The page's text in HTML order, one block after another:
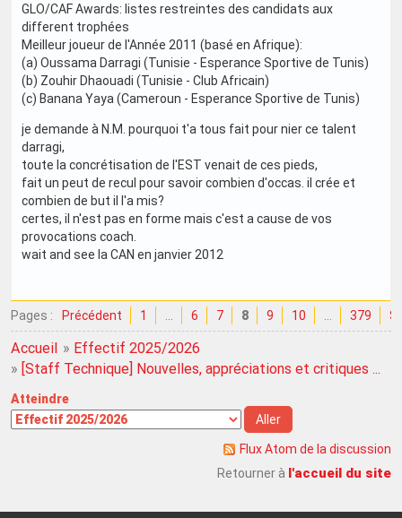
GLO/CAF Awards: listes restreintes des candidats aux
different trophées
Meilleur joueur de l'Année 2011 (basé en Afrique):
(a) Oussama Darragi (Tunisie - Esperance Sportive de Tunis)
(b) Zouhir Dhaouadi (Tunisie - Club Africain)
(c) Banana Yaya (Cameroun - Esperance Sportive de Tunis)
je demande à N.M. pourquoi t'a tous fait pour nier ce talent
darragi,
toute la concrétisation de l'EST venait de ces pieds,
fait un peut de recul pour savoir combien d'occas. il crée et
combien de but il l'a mis?
certes, il n'est pas en forme mais c'est a cause de vos
provocations coach.
wait and see la CAN en janvier 2012
Pages : Précédent 1 6 7 8 9 10 379
Accueil » Effectif 2025/2026
» [Staff Technique] Nouvelles, appréciations et critiques ...
Atteindre
Flux Atom de la discussion
Retourner à l'accueil du site